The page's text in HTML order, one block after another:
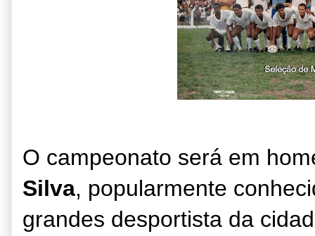
O campeonato será em
Silva, popularmente
grandes desportista da